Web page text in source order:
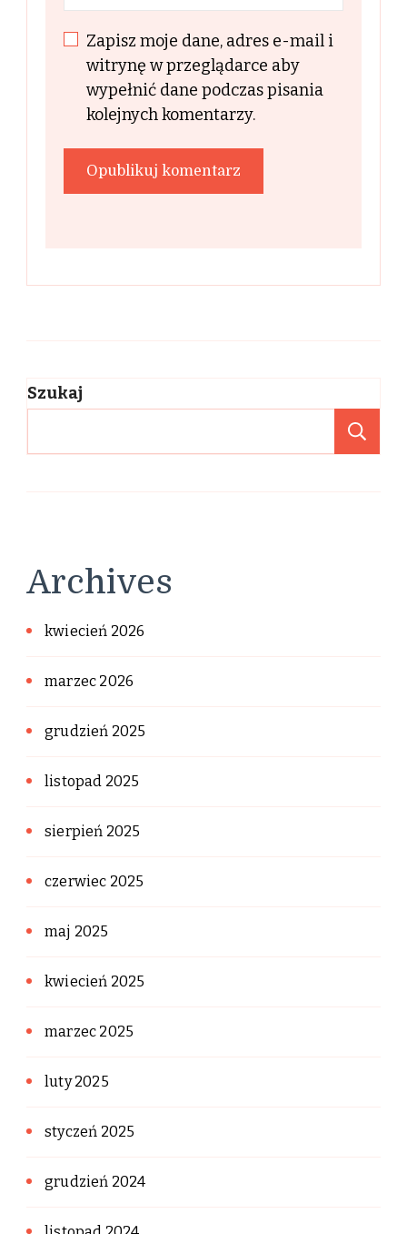
Zapisz moje dane, adres e-mail i
witrynę w przeglądarce aby
wypełnić dane podczas pisania
kolejnych komentarzy.
Szukaj
Archives
kwiecień 2026
marzec 2026
grudzień 2025
listopad 2025
sierpień 2025
czerwiec 2025
maj 2025
kwiecień 2025
marzec 2025
luty 2025
styczeń 2025
grudzień 2024